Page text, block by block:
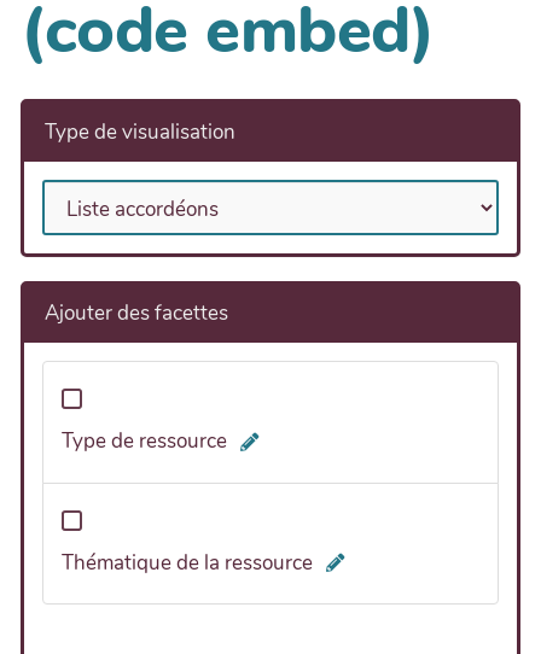
(code embed)
Type de visualisation
Ajouter des facettes
Type de ressource
Thématique de la ressource